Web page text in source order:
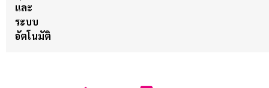
และ
ระบบ
อัตโนมัติ